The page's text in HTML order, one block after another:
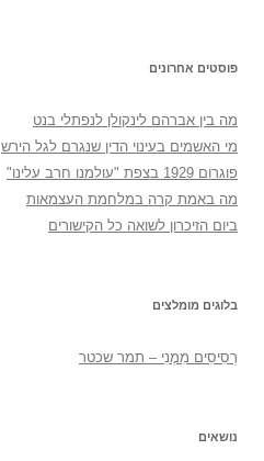
פוסטים אחרונים
מה בין אברהם לינקולן לנפתלי בנט
מי האשמים בעינוי הדין שנגרם לגל הירש
פוגרום 1929 בצפת "עולמנו חרב עלינו"
מה באמת קרה במלחמת העצמאות
ביום הזיכרון לשואה כל הקישורים
בלוגים מומלצים
רְסִיסִים מִמֶנִי – תמר שכטר
נושאים